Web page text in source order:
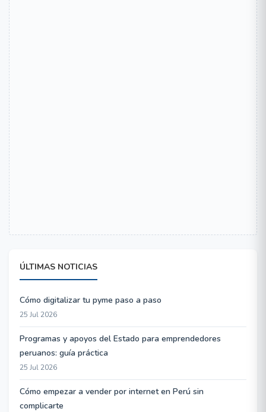
ÚLTIMAS NOTICIAS
Cómo digitalizar tu pyme paso a paso
25 Jul 2026
Programas y apoyos del Estado para emprendedores
peruanos: guía práctica
25 Jul 2026
Cómo empezar a vender por internet en Perú sin
complicarte